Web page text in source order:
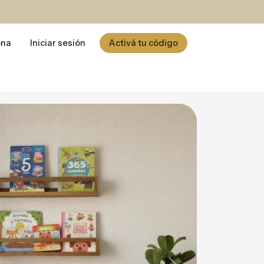
Iniciar sesión Activá tu código